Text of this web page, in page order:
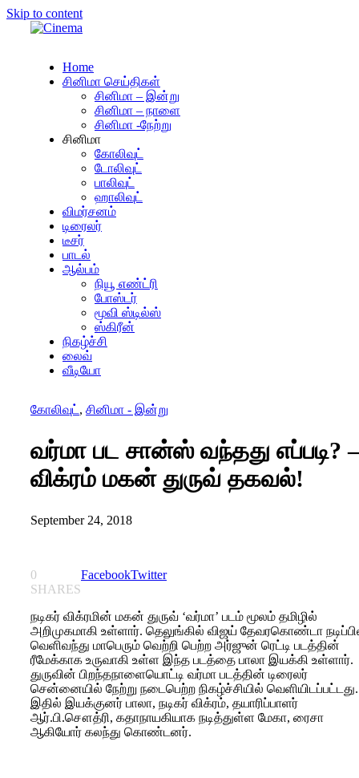
Skip to content
Home
சினிமா செய்திகள்
சினிமா – இன்று
சினிமா – நாளை
சினிமா -நேற்று
சினிமா
கோலிவுட்
டோலிவுட்
பாலிவுட்
ஹாலிவுட்
விமர்சனம்
டிரைலர்
டீசர்
பாடல்
ஆல்பம்
நியூ எண்ட்ரி
போஸ்டர்
மூவி ஸ்டில்ஸ்
ஸ்கிரீன்
நிகழ்ச்சி
லைவ்
வீடியோ
கோலிவுட் , சினிமா - இன்று
வர்மா பட சான்ஸ் வந்தது எப்படி? –
விக்ரம் மகன் துருவ் தகவல்!
September 24, 2018
0
SHARES
FacebookTwitter
நடிகர் விக்ரமின் மகன் துருவ் ‘வர்மா’ படம் மூலம் தமிழில்
அறிமுகமாகி உள்ளார். தெலுங்கில் விஜய் தேவரகொண்டா
வெளிவந்து மாபெரும் வெற்றி பெற்ற அர்ஜுன் ரெட்டி படத்தின்
ரீமேக்காக உருவாகி உள்ள இந்த படத்தை பாலா இயக்கி உள்ளார்.
துருவின் பிறந்தநாளையொட்டி வர்மா படத்தின் டிரைலர்
சென்னையில் நேற்று நடைபெற்ற நிகழ்ச்சியில் வெளியிடப்பட்டது.
இதில் இயக்குனர் பாலா, நடிகர் விக்ரம், தயாரிப்பாளர்
ஆர்.பி.சௌத்ரி, கதாநாயகியாக நடித்துள்ள மேகா, ரைசா
ஆகியோர் கலந்து கொண்டனர்.